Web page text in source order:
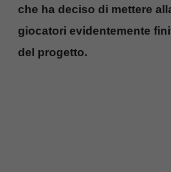
che ha deciso di mettere
giocatori evidentemente
del progetto.